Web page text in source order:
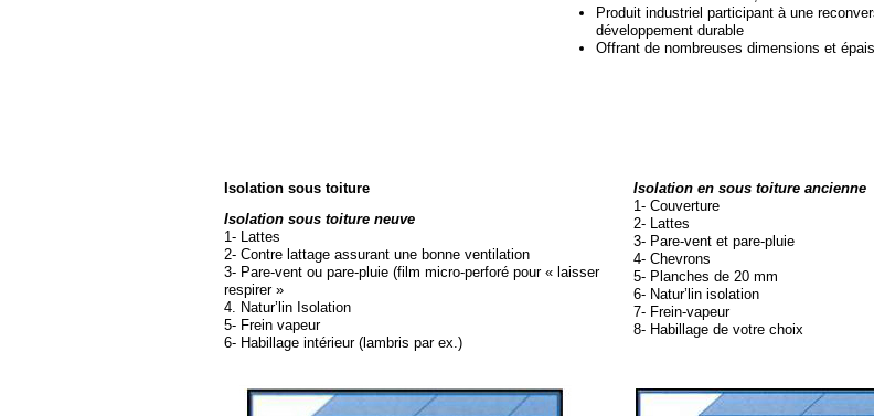
Produit industriel participant à une
développement durable
Offrant de nombreuses dimensions et
Isolation sous toiture
Isolation sous toiture neuve
1- Lattes
2- Contre lattage assurant une bonne ventilation
3- Pare-vent ou pare-pluie (film micro-perforé pour « laisser
respirer »
4. Natur’lin Isolation
5- Frein vapeur
6- Habillage intérieur (lambris par ex.)
Isolation en sous toiture ancienne
1- Couverture
2- Lattes
3- Pare-vent et pare-pluie
4- Chevrons
5- Planches de 20 mm
6- Natur’lin isolation
7- Frein-vapeur
8- Habillage de votre choix